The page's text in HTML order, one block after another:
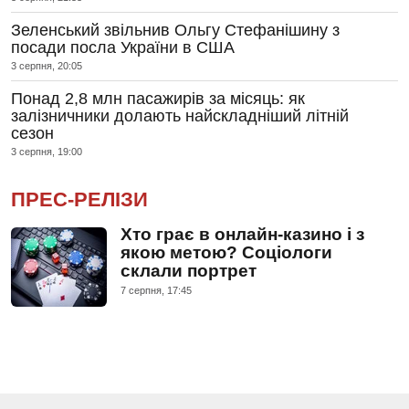
Зеленський звільнив Ольгу Стефанішину з
посади посла України в США
3 серпня, 20:05
Понад 2,8 млн пасажирів за місяць: як
залізничники долають найскладніший літній
сезон
3 серпня, 19:00
ПРЕС-РЕЛІЗИ
Хто грає в онлайн-казино і з
якою метою? Соціологи
склали портрет
7 серпня, 17:45